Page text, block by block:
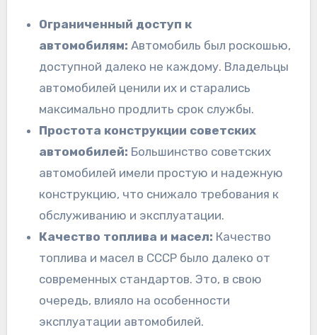
Ограниченный доступ к
автомобилям: Автомобиль был роскошью,
доступной далеко не каждому. Владельцы
автомобилей ценили их и старались
максимально продлить срок службы.
Простота конструкции советских
автомобилей: Большинство советских
автомобилей имели простую и надежную
конструкцию, что снижало требования к
обслуживанию и эксплуатации.
Качество топлива и масел: Качество
топлива и масел в СССР было далеко от
современных стандартов. Это, в свою
очередь, влияло на особенности
эксплуатации автомобилей.